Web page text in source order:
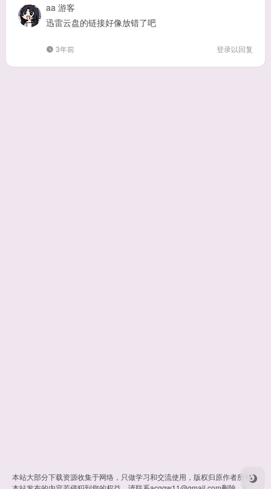
aa 游客
迅雷云盘的链接好像放错了吧
3年前 登录以回复
本站大部分下载资源收集于网络，只做学习和交流使用，版权归原作者所有。